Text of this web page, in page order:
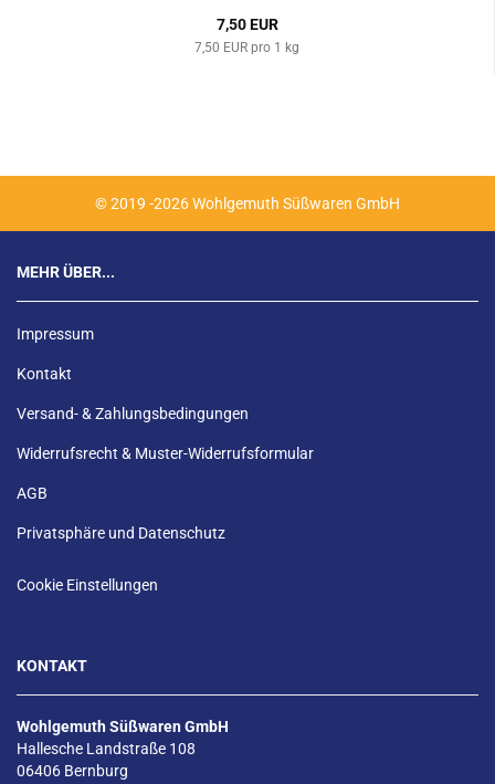
7,50 EUR
7,50 EUR pro 1 kg
© 2019 -2026 Wohlgemuth Süßwaren GmbH
MEHR ÜBER...
Impressum
Kontakt
Versand- & Zahlungsbedingungen
Widerrufsrecht & Muster-Widerrufsformular
AGB
Privatsphäre und Datenschutz
Cookie Einstellungen
KONTAKT
Wohlgemuth Süßwaren GmbH
Hallesche Landstraße 108
06406 Bernburg